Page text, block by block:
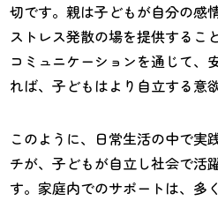
切です。親は子どもが自分の感
ストレス発散の場を提供するこ
コミュニケーションを通じて、
れば、子どもはより自立する意
このように、日常生活の中で実
チが、子どもが自立し社会で活
す。家庭内でのサポートは、多